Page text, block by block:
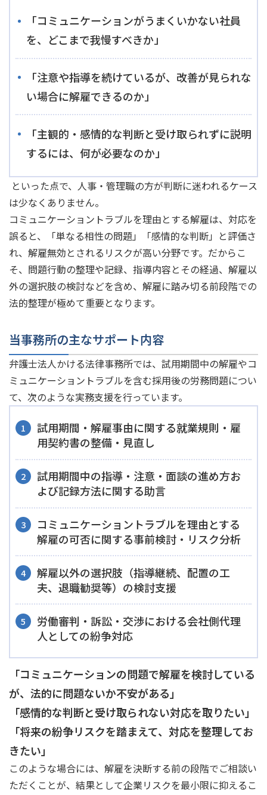
「コミュニケーションがうまくいかない社員
を、どこまで我慢すべきか」
「注意や指導を続けているが、改善が見られな
い場合に解雇できるのか」
「主観的・感情的な判断と受け取られずに説明
するには、何が必要なのか」
といった点で、人事・管理職の方が判断に迷われるケース
は少なくありません。
コミュニケーショントラブルを理由とする解雇は、対応を
誤ると、「単なる相性の問題」「感情的な判断」と評価さ
れ、解雇無効とされるリスクが高い分野です。だからこ
そ、問題行動の整理や記録、指導内容とその経過、解雇以
外の選択肢の検討などを含め、解雇に踏み切る前段階での
法的整理が極めて重要となります。
当事務所の主なサポート内容
弁護士法人かける法律事務所では、試用期間中の解雇やコ
ミュニケーショントラブルを含む採用後の労務問題につい
て、次のような実務支援を行っています。
試用期間・解雇事由に関する就業規則・雇
用契約書の整備・見直し
試用期間中の指導・注意・面談の進め方お
よび記録方法に関する助言
コミュニケーショントラブルを理由とする
解雇の可否に関する事前検討・リスク分析
解雇以外の選択肢（指導継続、配置の工
夫、退職勧奨等）の検討支援
労働審判・訴訟・交渉における会社側代理
人としての紛争対応
「コミュニケーションの問題で解雇を検討している
が、法的に問題ないか不安がある」
「感情的な判断と受け取られない対応を取りたい」
「将来の紛争リスクを踏まえて、対応を整理してお
きたい」
このような場合には、解雇を決断する前の段階でご相談い
ただくことが、結果として企業リスクを最小限に抑えるこ